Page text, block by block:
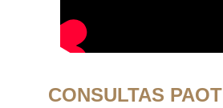
CONSULTAS PAOT